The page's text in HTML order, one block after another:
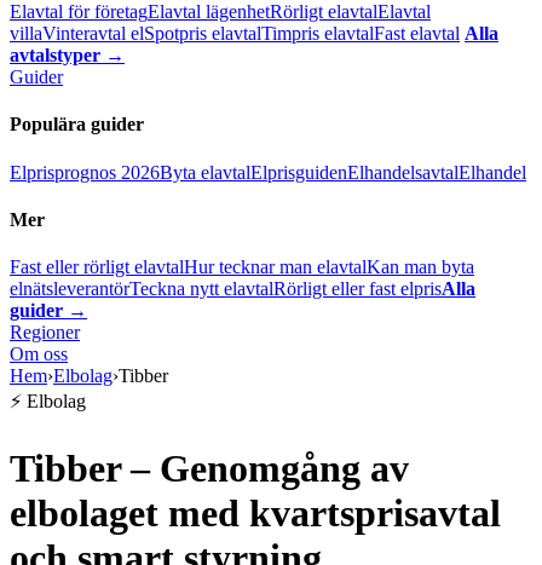
Elavtal för företagElavtal lägenhetRörligt elavtalElavtal
villaVinteravtal elSpotpris elavtalTimpris elavtalFast elavtal Alla
avtalstyper →
Guider
Populära guider
Elprisprognos 2026Byta elavtalElprisguidenElhandelsavtalElhandel
Mer
Fast eller rörligt elavtalHur tecknar man elavtalKan man byta
elnätsleverantörTeckna nytt elavtalRörligt eller fast elprisAlla
guider →
Regioner
Om oss
Hem›Elbolag›Tibber
⚡ Elbolag
Tibber – Genomgång av
elbolaget med kvartsprisavtal